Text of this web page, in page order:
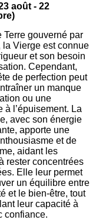
août - 22
Terre gouverné par
la Vierge est connue
et son besoin
Cependant,
de perfection peut
un manque
ou une
à l’épuisement. La
avec son énergie
apporte une
et de
aidant les
rester concentrées
Elle leur permet
un équilibre entre
et le bien-être, tout
leur capacité à
confiance.